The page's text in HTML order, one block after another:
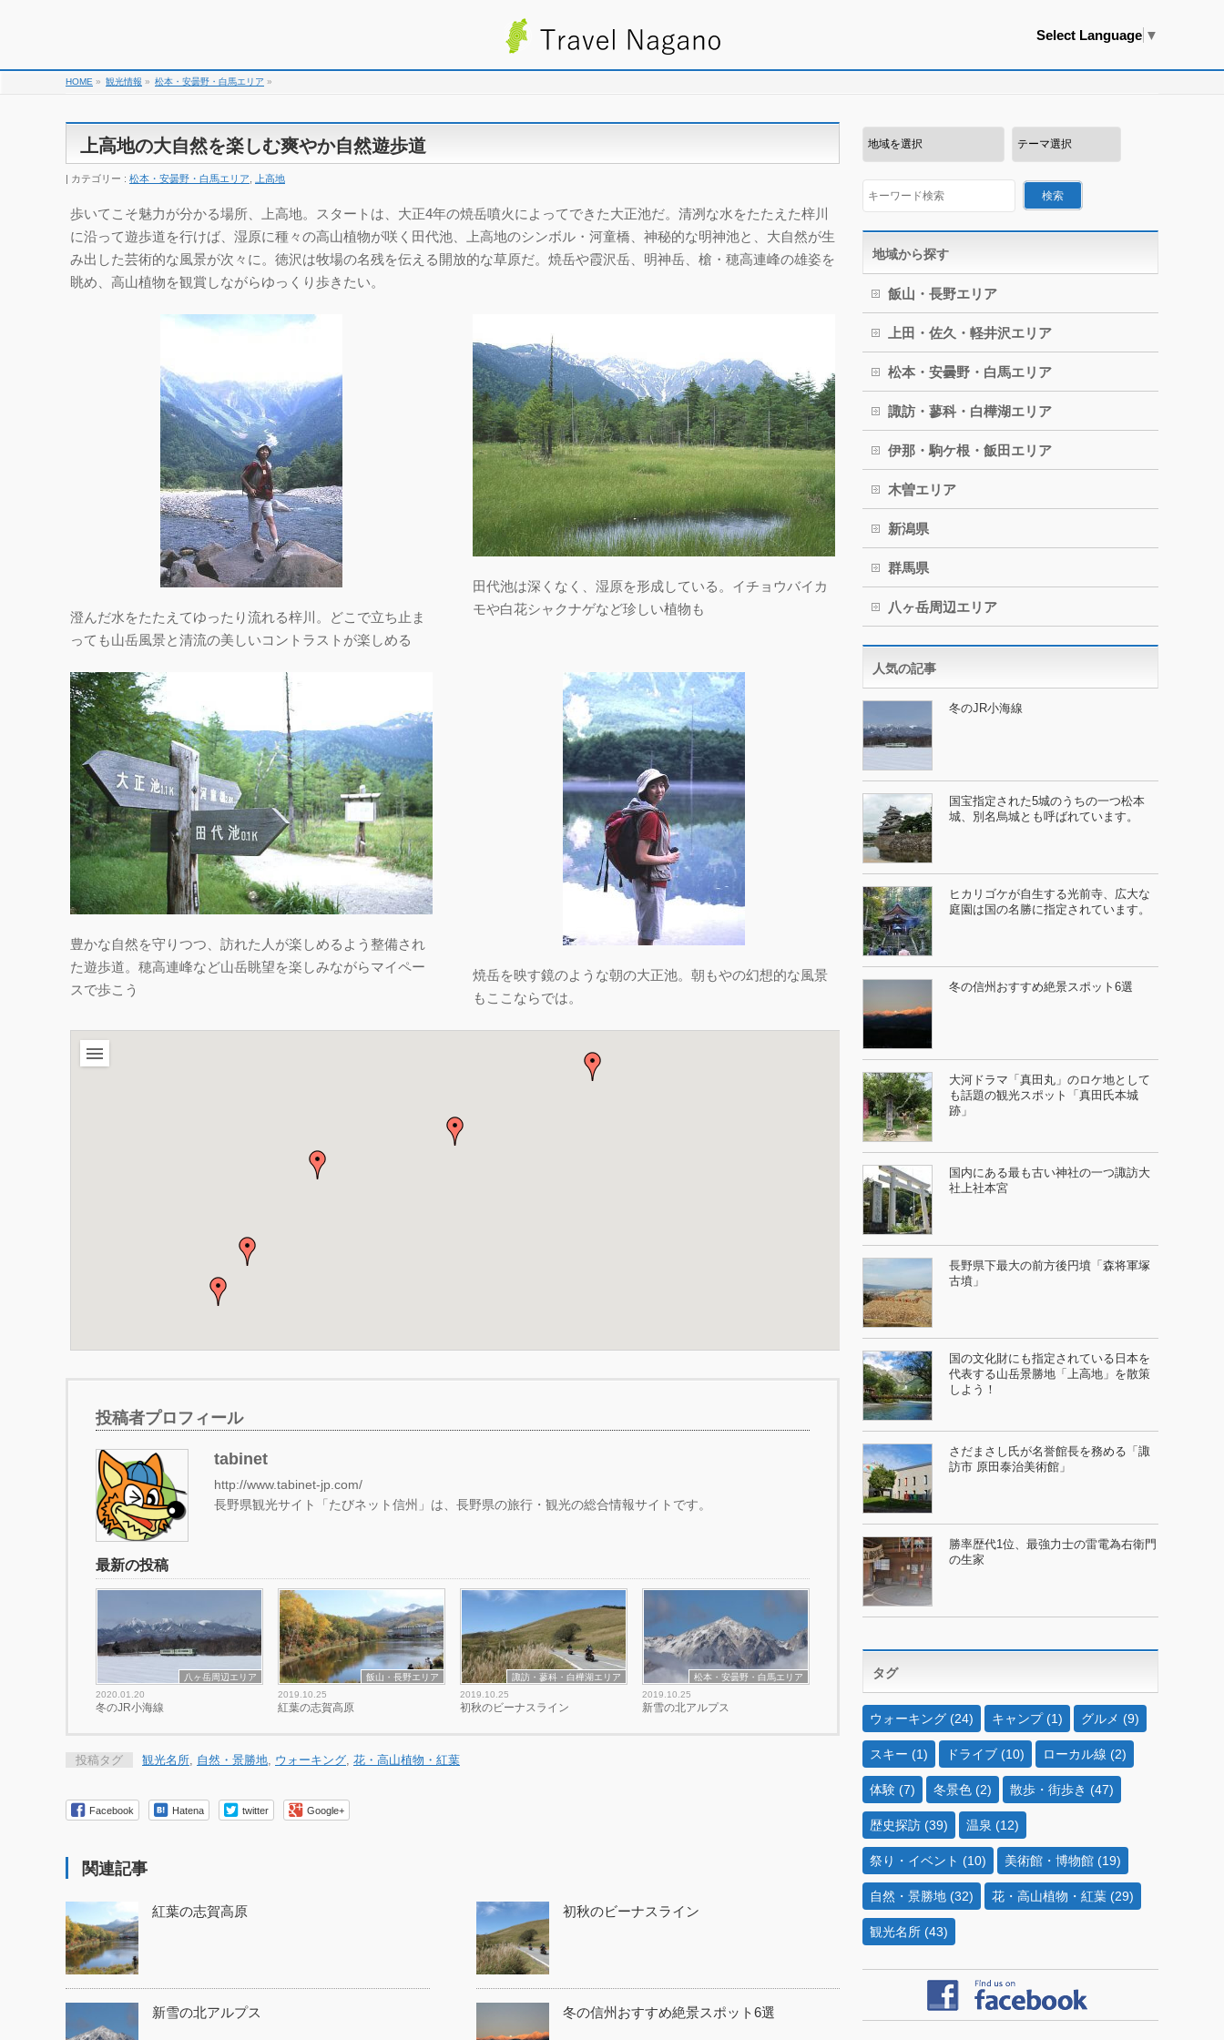
Select Language ▼
HOME » 観光情報 » 松本・安曇野・白馬エリア »
上高地の大自然を楽しむ爽やか自然遊歩道
カテゴリー : 松本・安曇野・白馬エリア, 上高地
歩いてこそ魅力が分かる場所、上高地。スタートは、大正4年の焼岳噴火によってできた大正池だ。清冽な水をたたえた梓川
に沿って遊歩道を行けば、湿原に種々の高山植物が咲く田代池、上高地のシンボル・河童橋、神秘的な明神池と、大自然が生
み出した芸術的な風景が次々に。徳沢は牧場の名残を伝える開放的な草原だ。焼岳や霞沢岳、明神岳、槍・穂高連峰の雄姿を
眺め、高山植物を観賞しながらゆっくり歩きたい。
澄んだ水をたたえてゆったり流れる梓川。どこで立ち止ま
っても山岳風景と清流の美しいコントラストが楽しめる
田代池は深くなく、湿原を形成している。イチョウバイカ
モや白花シャクナゲなど珍しい植物も
豊かな自然を守りつつ、訪れた人が楽しめるよう整備され
た遊歩道。穂高連峰など山岳眺望を楽しみながらマイペー
スで歩こう
焼岳を映す鏡のような朝の大正池。朝もやの幻想的な風景
もここならでは。
投稿者プロフィール
tabinet
http://www.tabinet-jp.com/
長野県観光サイト「たびネット信州」は、長野県の旅行・観光の総合情報サイトです。
最新の投稿
八ヶ岳周辺エリア
2020.01.20
冬のJR小海線
飯山・長野エリア
2019.10.25
紅葉の志賀高原
諏訪・蓼科・白樺湖エリア
2019.10.25
初秋のビーナスライン
松本・安曇野・白馬エリア
2019.10.25
新雪の北アルプス
投稿タグ 観光名所 自然・景勝地 ウォーキング 花・高山植物・紅葉
Facebook Hatena twitter Google+
関連記事
紅葉の志賀高原 初秋のビーナスライン
新雪の北アルプス 冬の信州おすすめ絶景スポット6選
地域から探す
飯山・長野エリア
上田・佐久・軽井沢エリア
松本・安曇野・白馬エリア
諏訪・蓼科・白樺湖エリア
伊那・駒ケ根・飯田エリア
木曽エリア
新潟県
群馬県
八ヶ岳周辺エリア
人気の記事
冬のJR小海線
国宝指定された5城のうちの一つ松本
城、別名烏城とも呼ばれています。
ヒカリゴケが自生する光前寺、広大な
庭園は国の名勝に指定されています。
冬の信州おすすめ絶景スポット6選
大河ドラマ「真田丸」のロケ地として
も話題の観光スポット「真田氏本城
跡」
国内にある最も古い神社の一つ諏訪大
社上社本宮
長野県下最大の前方後円墳「森将軍塚
古墳」
国の文化財にも指定されている日本を
代表する山岳景勝地「上高地」を散策
しよう！
さだまさし氏が名誉館長を務める「諏
訪市 原田泰治美術館」
勝率歴代1位、最強力士の雷電為右衛門
の生家
タグ
ウォーキング (24) キャンプ(1) グルメ (9)
スキー (1) ドライブ (10) ローカル線 (2)
体験 (7) 冬景色 (2) 散歩・街歩き (47)
歴史探訪 (39) 温泉 (12)
祭り・イベント (10) 美術館・博物館 (19)
自然・景勝地 (32) 花・高山植物・紅葉 (29)
観光名所 (43)